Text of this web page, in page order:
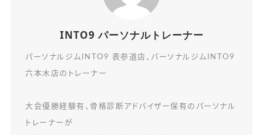
INTO9 パーソナルトレーナー
パーソナルジムINTO9 表参道店、パーソナルジムINTO9
六本木店のトレーナー
大会優勝経験有、骨格診断アドバイザー保有のパーソナル
トレーナーが